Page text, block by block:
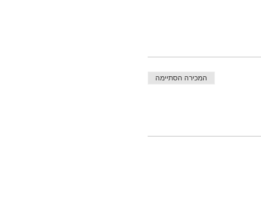
המכירה הסתיימה